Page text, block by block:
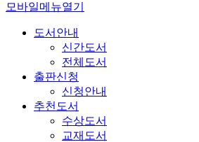
모바일메뉴열기
도서안내
신간도서
전체도서
출판신청
신청안내
추천도서
수상도서
교재도서